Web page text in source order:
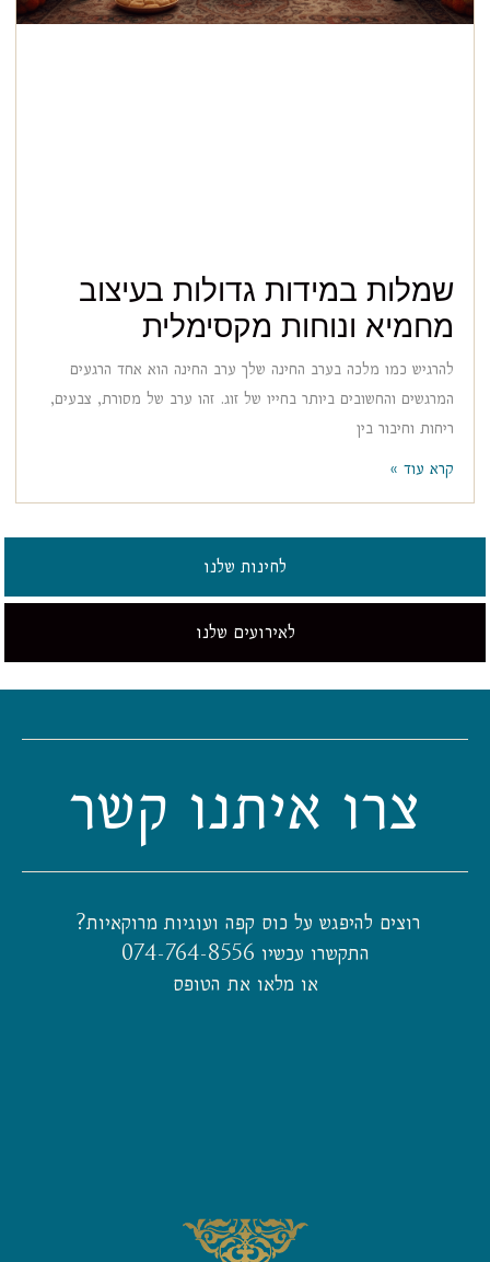
שמלות במידות גדולות בעיצוב
מחמיא ונוחות מקסימלית
להרגיש כמו מלכה בערב החינה שלך ערב החינה הוא אחד הרגעים
המרגשים והחשובים ביותר בחייו של זוג. זהו ערב של מסורת, צבעים,
ריחות וחיבור בין
קרא עוד »
לחינות שלנו
לאירועים שלנו
צרו איתנו קשר
רוצים להיפגש על כוס קפה ועוגיות מרוקאיות?
התקשרו עכשיו 074-764-8556
או מלאו את הטופס